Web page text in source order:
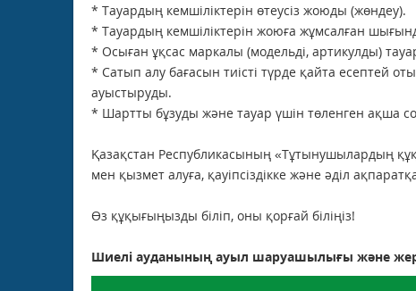
* Тауардың кемшіліктерін өтеусіз жоюды (жөндеу).
* Тауардың кемшіліктерін жоюға жұмсалған
* Осыған ұқсас маркалы (модельді, артикулды)
* Сатып алу бағасын тиісті түрде қайта есептей
ауыстыруды.
* Шартты бұзуды және тауар үшін төленген ақша
Қазақстан Республикасының «Тұтынушылардың
мен қызмет алуға, қауіпсіздікке және әділ
Өз құқығыңызды біліп, оны қорғай біліңіз!
Шиелі ауданының ауыл шаруашылығы және жер